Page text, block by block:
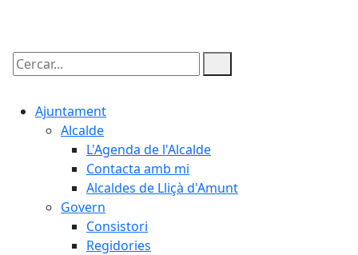
Cercar:
Ajuntament
Alcalde
L'Agenda de l'Alcalde
Contacta amb mi
Alcaldes de Lliçà d'Amunt
Govern
Consistori
Regidories